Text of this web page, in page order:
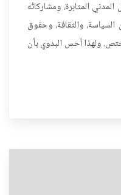
المدني المثابرة، ومشاركاتُه
السياسة، والثقافة، وحقوق
ولهذا أحس البدوي بأن